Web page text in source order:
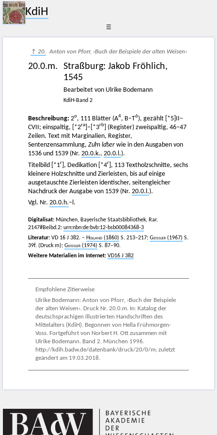
KdiH
☰
↑ 20. Anton von Pforr, ›Buch der Beispiele der alten Weisen‹
20.0.m. Straßburg: Jakob Fröhlich,
1545
Bearbeitet von Ulrike Bodemann
KdiH-Band 2
Beschreibung: 2o, 111 Blätter (A4, B–T6), gezählt [*5]II–
CVII; einspaltig, [*2ra ]–[*3rb
] (Register) zweispaltig, 46–47
Zeilen. Text mit Marginalien, Register,
Sentenzensammlung, Zuͦm laͤser wie in den Ausgaben von
1536 und 1539 (Nr. 20.0.k., 20.0.l.).
Titelbild [*1r ], Dedikation [*4r ], 113 Textholzschnitte, sechs
kleinere Holzschnitte und Zierleisten, bis auf einige
ausgetauschte Zierleisten identischer, seitengleicher
Nachdruck der Ausgabe von 1539 (Nr. 20.0.l.).
Vgl. Nr. 20.0.h.–l.
Digitalisat: München, Bayerische Staatsbibliothek, Rar.
2147#Beibd.2: urn:nbn:de:bvb:12-bsb00084368-3
Literatur: VD 16 J 382. – Holland (1860) S. 213–217; Geissler (1967) S.
39f. (Druck m); Geissler (1974) S. 87–90.
Weitere Materialien im Internet: VD16 J 382
Empfohlene Zitierweise
Ulrike Bodemann: Anton von Pforr, ›Buch der Beispiele
der alten Weisen‹. Druck Nr. 20.0.m. In: Katalog der
deutschsprachigen illustrierten Handschriften des
Mittelalters (KdiH). Begonnen von Hella Frühmorgen-
Voss. Fortgeführt von Norbert H. Ott zusammen mit
Ulrike Bodemann. Band 2. München 1996.
http://kdih.badw.de/datenbank/druck/20/0/m; zuletzt
geändert am 19.03.2018.